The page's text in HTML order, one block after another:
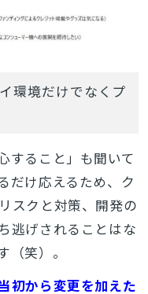
環境だけでなくプ
すること」も聞いて
だけ応えるため、ク
スクと対策、開発の
逃げされることはな
（笑）。
初から変更を加えた